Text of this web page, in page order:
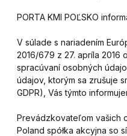
PORTA KMI POĽSKO
V súlade s nariadením
2016/679 z 27. apríla
spracúvaní osobných
údajov, ktorým sa zrušuje
GDPR), Vás týmto
Prevádzkovateľom vašich
Poland spółka akcyjna so